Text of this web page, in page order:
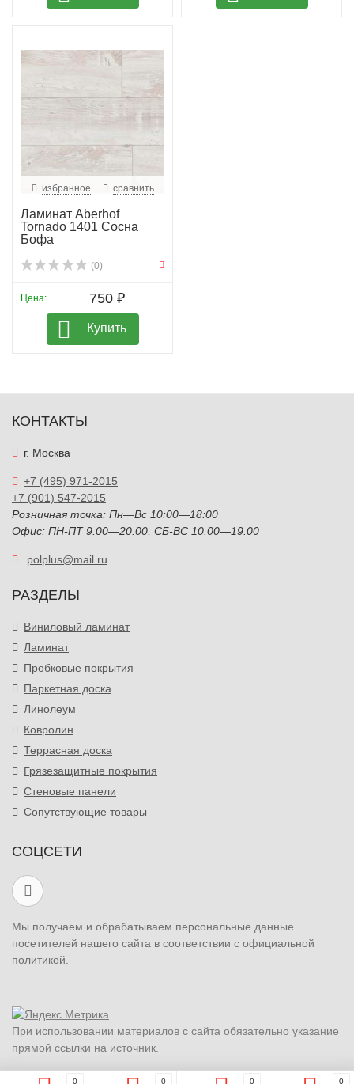
избранное сравнить
Ламинат Aberhof
Tornado 1401 Сосна
Бофа
(0)
Цена: 750 ₽
Купить
КОНТАКТЫ
г. Москва
+7 (495) 971-2015
+7 (901) 547-2015
Розничная точка: Пн—Вс 10:00—18:00
Офис: ПН-ПТ 9.00—20.00, СБ-ВС 10.00—19.00
polplus@mail.ru
РАЗДЕЛЫ
Виниловый ламинат
Ламинат
Пробковые покрытия
Паркетная доска
Линолеум
Ковролин
Террасная доска
Грязезащитные покрытия
Стеновые панели
Сопутствующие товары
СОЦСЕТИ
Мы получаем и обрабатываем персональные данные
посетителей нашего сайта в соответствии с официальной
политикой.
При использовании материалов с сайта обязательно указание
прямой ссылки на источник.
0 0 0 0